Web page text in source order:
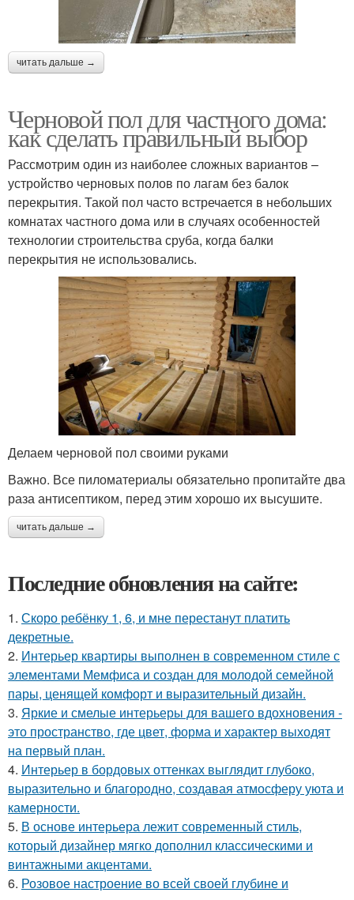
читать дальше →
Черновой пол для частного дома:
как сделать правильный выбор
Рассмотрим один из наиболее сложных вариантов –
устройство черновых полов по лагам без балок
перекрытия. Такой пол часто встречается в небольших
комнатах частного дома или в случаях особенностей
технологии строительства сруба, когда балки
перекрытия не использовались.
Делаем черновой пол своими руками
Важно. Все пиломатериалы обязательно пропитайте два
раза антисептиком, перед этим хорошо их высушите.
читать дальше →
Последние обновления на сайте:
1. Скоро ребёнку 1, 6, и мне перестанут платить
декретные.
2. Интерьер квартиры выполнен в современном стиле с
элементами Мемфиса и создан для молодой семейной
пары, ценящей комфорт и выразительный дизайн.
3. Яркие и смелые интерьеры для вашего вдохновения -
это пространство, где цвет, форма и характер выходят
на первый план.
4. Интерьер в бордовых оттенках выглядит глубоко,
выразительно и благородно, создавая атмосферу уюта и
камерности.
5. В основе интерьера лежит современный стиль,
который дизайнер мягко дополнил классическими и
винтажными акцентами.
6. Розовое настроение во всей своей глубине и